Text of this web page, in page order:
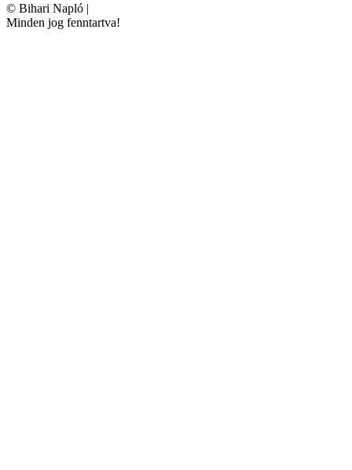
© Bihari Napló |
Minden jog fenntartva!